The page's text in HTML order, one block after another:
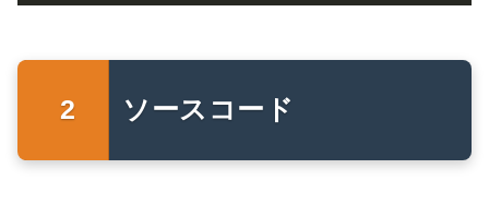
ソースコード